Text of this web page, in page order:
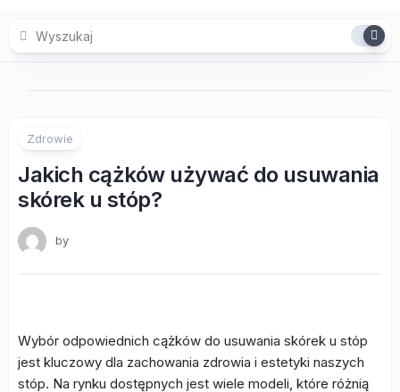
content
Zdrowie
Jakich cążków używać do usuwania
skórek u stóp?
by
Wybór odpowiednich cążków do usuwania skórek u stóp
jest kluczowy dla zachowania zdrowia i estetyki naszych
stóp. Na rynku dostępnych jest wiele modeli, które różnią